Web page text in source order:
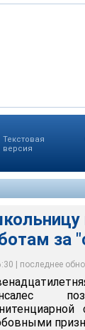
Текстовая
версия
за
| последнее
правил
штрафных